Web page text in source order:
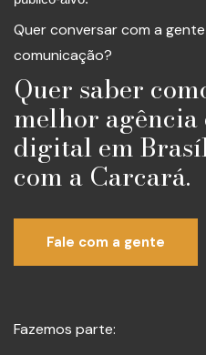
Quer conversar com a
comunicação?
Quer saber
melhor
digital em
com a Carcará.
Fale com a gente
Fazemos parte: